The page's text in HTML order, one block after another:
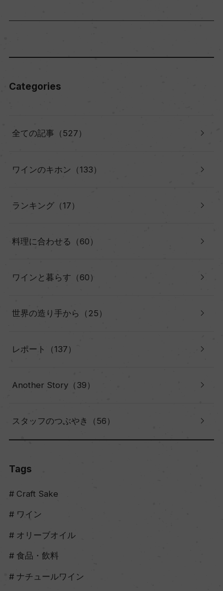
Categories
全ての記事（527）
ワインのキホン（133）
ランキング（17）
料理に合わせる（60）
ワインと暮らす（60）
世界の造り手から（25）
レポート（137）
Another Story（39）
スタッフのつぶやき（56）
Tags
Craft Sake
ワイン
オリーブオイル
食品・飲料
ナチュールワイン